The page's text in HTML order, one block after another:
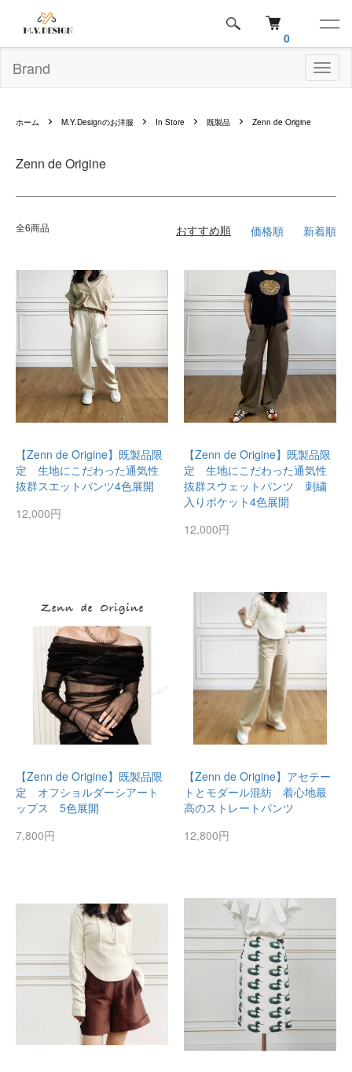
Brand
0
ホーム M.Y.Designのお洋服 In Store 既製品 Zenn de Origine
Zenn de Origine
全6商品 おすすめ順 価格順 新着順
【Zenn de Origine】既製品限
定 生地にこだわった通気性
抜群スエットパンツ4色展開
12,000円
【Zenn de Origine】既製品限
定 生地にこだわった通気性
抜群スウェットパンツ 刺繍
入りポケット4色展開
12,000円
【Zenn de Origine】既製品限
定 オフショルダーシアート
ップス 5色展開
7,800円
【Zenn de Origine】アセテー
トとモダール混紡 着心地最
高のストレートパンツ
12,800円